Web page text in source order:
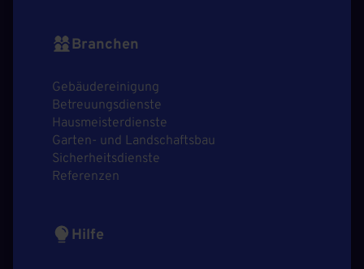
Branchen
Gebäudereinigung
Betreuungsdienste
Hausmeisterdienste
Garten- und Landschaftsbau
Sicherheitsdienste
Referenzen
Hilfe